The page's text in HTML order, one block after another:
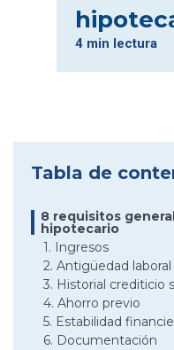
4 min lectura
Tabla de
8 requisitos
hipotecario
1. Ingresos
2. Antigüedad laboral
3. Historial crediticio
4. Ahorro previo
5. Estabilidad
6. Documentación